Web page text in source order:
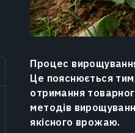
Процес
Це пояснюється
отримання
методів
якісного врожаю.